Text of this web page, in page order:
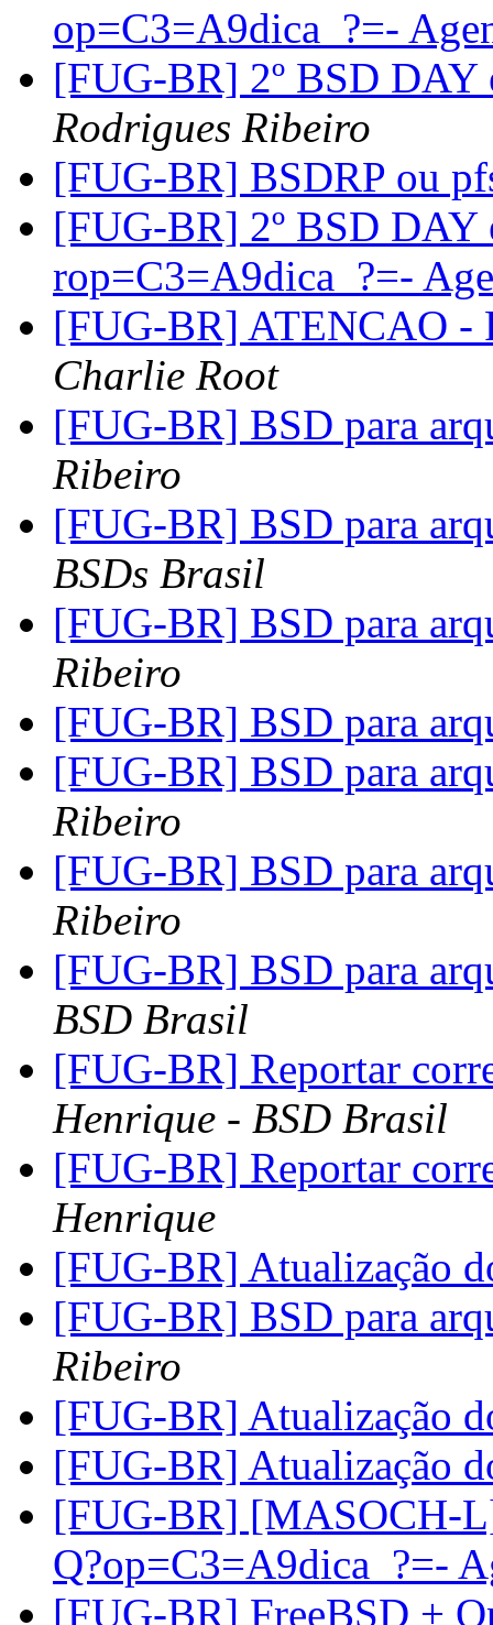
op=C3=A9dica_?=-
[FUG-BR] 2º BSD DAY
Rodrigues Ribeiro
[FUG-BR] BSDRP ou
[FUG-BR] 2º BSD DAY
rop=C3=A9dica_?=-
[FUG-BR] ATENCAO -
Charlie Root
[FUG-BR] BSD para
Ribeiro
[FUG-BR] BSD para
BSDs Brasil
[FUG-BR] BSD para
Ribeiro
[FUG-BR] BSD para
[FUG-BR] BSD para
Ribeiro
[FUG-BR] BSD para
Ribeiro
[FUG-BR] BSD para
BSD Brasil
[FUG-BR] Reportar
Henrique - BSD Brasil
[FUG-BR] Reportar
Henrique
[FUG-BR] Atualização
[FUG-BR] BSD para
Ribeiro
[FUG-BR] Atualização
[FUG-BR] Atualização
[FUG-BR] [MASOCH-
Q?op=C3=A9dica_?=-
[FUG-BR] FreeBSD +